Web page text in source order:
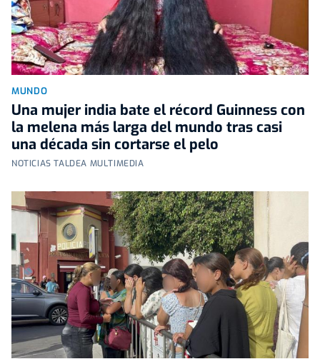
MUNDO
Una mujer india bate el récord Guinness con
la melena más larga del mundo tras casi
una década sin cortarse el pelo
NOTICIAS TALDEA MULTIMEDIA